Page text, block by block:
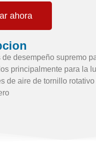
ahora
de desempeño supremo
principalmente para la
de aire de tornillo